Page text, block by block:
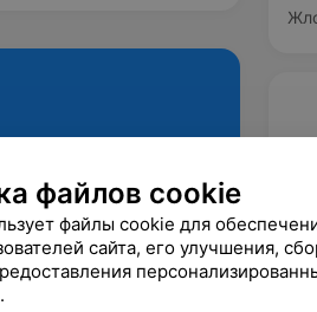
файлов cookie
файлы cookie для
сайта, его улучшения,